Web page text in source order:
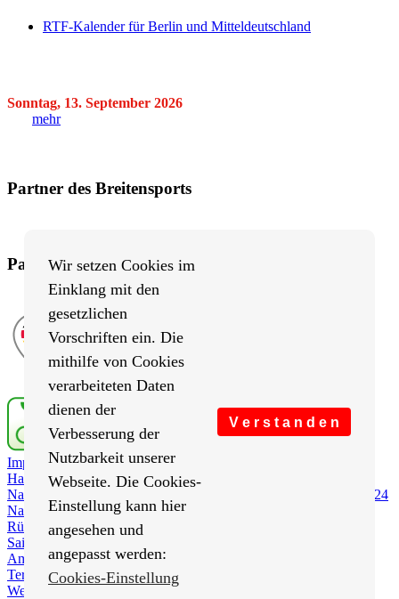
Wir setzen Cookies im
Einklang mit den
gesetzlichen
Vorschriften ein. Die
mithilfe von Cookies
verarbeiteten Daten
dienen der
Verbesserung der
Nutzbarkeit unserer
Webseite. Die Cookies-
Einstellung kann hier
angesehen und
angepasst werden:
Cookies-Einstellung
V e r s t a n d e n
RTF-Kalender für Berlin und Mitteldeutschland
Sonntag, 13. September 2026
mehr
Partner des Breitensports
Partner von BRV-Breitensport.de
Impressum / Cookies Einstellungen
Haftungsausschluss / Sitemap
Nachrichten
Nachrichten 2024
Nachrichten 2023 Nachrichten 2022
Rückblick Saison 2021 Saison 2020
Saison 2017
Amtliches RTF-Ergebnisse Protokolle
Termine Rund um Berlin RTF-Kalender
Wer sind wir?